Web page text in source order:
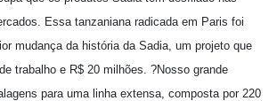
Essa tanzaniana radicada em Paris foi
mudança da história da Sadia, um projeto que
trabalho e R$ 20 milhões. ?Nosso grande
para uma linha extensa, composta por 220